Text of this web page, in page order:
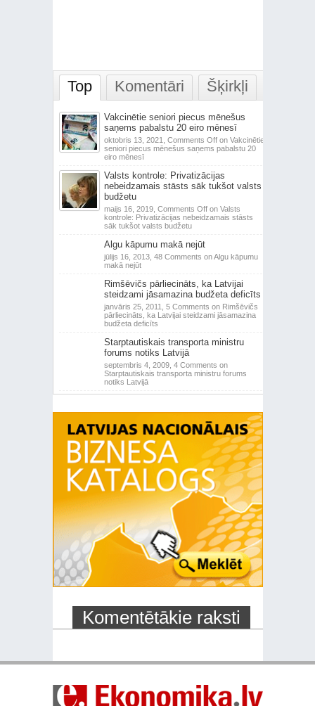
Top Komentāri Šķirkļi
Vakcinētie seniori piecus mēnešus
saņems pabalstu 20 eiro mēnesī
oktobris 13, 2021, Comments Offon Vakcinētie
seniori piecus mēnešus saņems pabalstu 20
eiro mēnesī
Valsts kontrole: Privatizācijas
nebeidzamais stāsts sāk tukšot valsts
budžetu
maijs 16, 2019, Comments Offon Valsts
kontrole: Privatizācijas nebeidzamais stāsts
sāk tukšot valsts budžetu
Algu kāpumu makā nejūt
jūlijs 16, 2013, 48 Comments on Algu kāpumu
makā nejūt
Rimšēvičs pārliecināts, ka Latvijai
steidzami jāsamazina budžeta deficīts
janvāris 25, 2011, 5 Comments on Rimšēvičs
pārliecināts, ka Latvijai steidzami jāsamazina
budžeta deficīts
Starptautiskais transporta ministru
forums notiks Latvijā
septembris 4, 2009, 4 Comments on
Starptautiskais transporta ministru forums
notiks Latvijā
Komentētākie raksti